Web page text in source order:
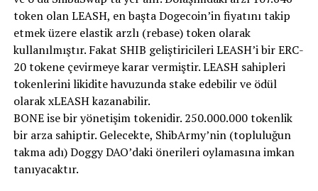
token olan LEASH, en başta Dogecoin’in fiyatını takip
etmek üzere elastik arzlı (rebase) token olarak
kullanılmıştır. Fakat SHIB geliştiricileri LEASH’i bir ERC-
20 tokene çevirmeye karar vermiştir. LEASH sahipleri
tokenlerini likidite havuzunda stake edebilir ve ödül
olarak xLEASH kazanabilir.
BONE ise bir yönetişim tokenidir. 250.000.000 tokenlik
bir arza sahiptir. Gelecekte, ShibArmy’nin (topluluğun
takma adı) Doggy DAO’daki önerileri oylamasına imkan
tanıyacaktır.